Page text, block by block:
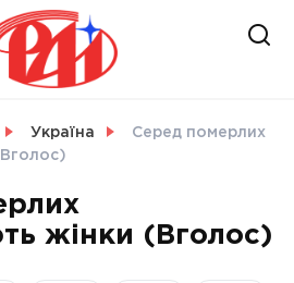
Україна
Серед померлих
жінки (Вголос)